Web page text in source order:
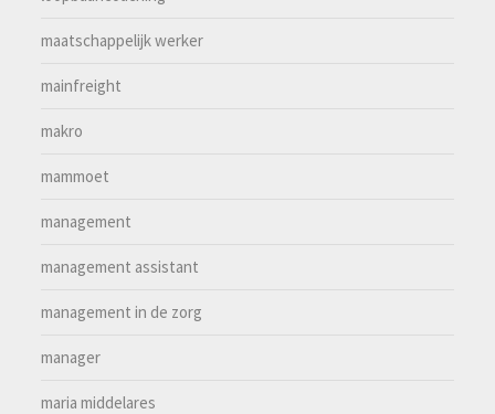
maatschappelijk werker
mainfreight
makro
mammoet
management
management assistant
management in de zorg
manager
maria middelares